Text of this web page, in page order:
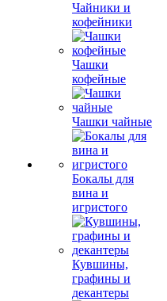
Чайники и
кофейники
Чашки
кофейные
Чашки чайные
Бокалы для
вина и
игристого
Кувшины,
графины и
декантеры